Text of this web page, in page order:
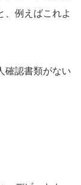
、例えばこれよ
確認書類がない